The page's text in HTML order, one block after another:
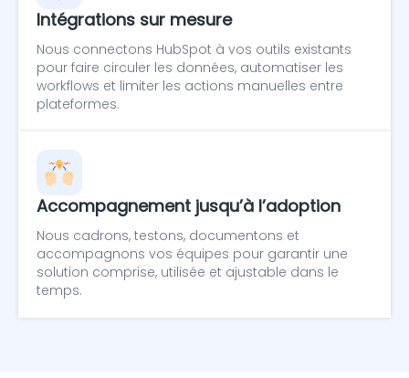
Intégrations sur mesure
Nous connectons HubSpot à vos outils existants
pour faire circuler les données, automatiser les
workflows et limiter les actions manuelles entre
plateformes.
Accompagnement jusqu’à l’adoption
Nous cadrons, testons, documentons et
accompagnons vos équipes pour garantir une
solution comprise, utilisée et ajustable dans le
temps.